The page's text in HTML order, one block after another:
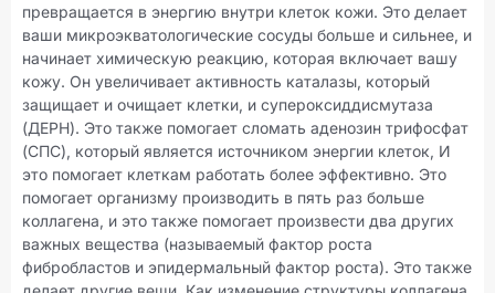
превращается в энергию внутри клеток кожи. Это делает
ваши микроэкватологические сосуды больше и сильнее, и
начинает химическую реакцию, которая включает вашу
кожу. Он увеличивает активность каталазы, который
защищает и очищает клетки, и супероксиддисмутаза
(ДЕРН). Это также помогает сломать аденозин трифосфат
(СПС), который является источником энергии клеток, И
это помогает клеткам работать более эффективно. Это
помогает организму производить в пять раз больше
коллагена, и это также помогает произвести два других
важных вещества (называемый фактор роста
фибробластов и эпидермальный фактор роста). Это также